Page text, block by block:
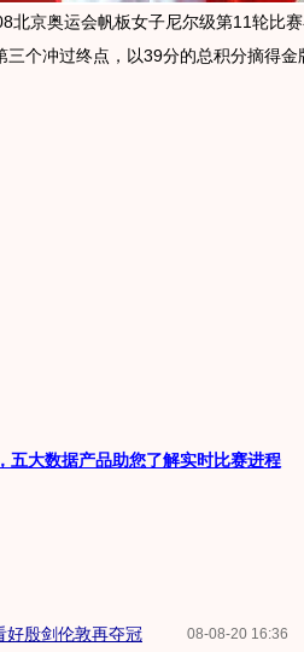
京奥运会帆板女子尼尔级第11轮比赛
三个冲过终点，以39分的总积分摘得金
五大数据产品助您了解实时比赛进程
08-08-20 16:36
好殷剑伦敦再夺冠